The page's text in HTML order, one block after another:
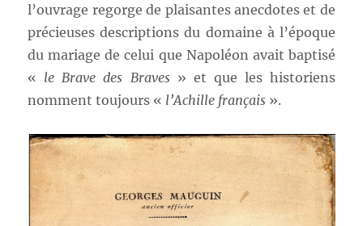
l’ouvrage regorge de plaisantes anecdotes et de
précieuses descriptions du domaine à l’époque
du mariage de celui que Napoléon avait baptisé
« le Brave des Braves» et que les historiens
nomment toujours « l’Achille français ».